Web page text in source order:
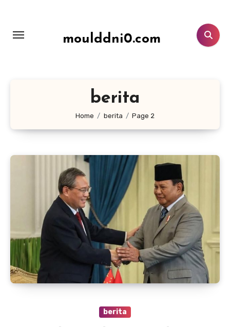
konten
moulddni0.com
berita
Home berita Page 2
berita